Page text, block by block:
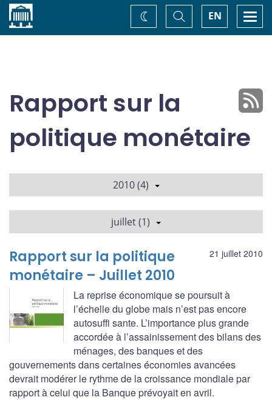
Accueil EN
Basculer
la
recherche
Changez
de
Rapport sur la
politique monétaire
2010 (4)
juillet (1)
21 juillet 2010
Rapport sur la politique
monétaire – Juillet 2010
La reprise économique se poursuit à
l’échelle du globe mais n’est pas encore
autosuffi sante. L’importance plus grande
accordée à l’assainissement des bilans des
ménages, des banques et des
gouvernements dans certaines économies avancées
devrait modérer le rythme de la croissance mondiale par
rapport à celui que la Banque prévoyait en avril.